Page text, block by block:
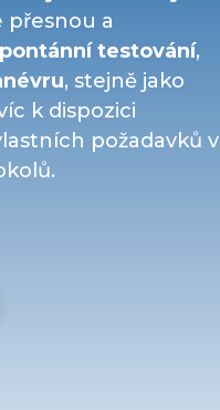
přesnou a
testování,
, stejně jako
k dispozici
požadavků v